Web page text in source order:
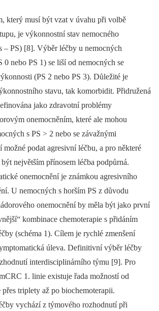
který musí být vzat v úvahu při volbě
je výkonnostní stav nemocného
–⁠ PS) [8]. Výběr léčby u nemocných
0 nebo PS 1) se liší od nemocných se
(PS 2 nebo PS 3). Důležité je
stavu, tak komorbidit. Přidružená
jako zdravotní problémy
onemocněním, které ale mohou
s PS > 2 nebo se závažnými
podat agresivní léčbu, a pro některé
největším přínosem léčba podpůrná.
onemocnění je známkou agresivního
U nemocných s horším PS z důvodu
onemocnění by měla být jako první
kombinace chemoterapie s přidáním
(schéma 1). Cílem je rychlé zmenšení
úleva. Definitivní výběr léčby
interdisciplinárního týmu [9]. Pro
1. linie existuje řada možností od
přes triplety až po biochemoterapii.
vychází z týmového rozhodnutí při